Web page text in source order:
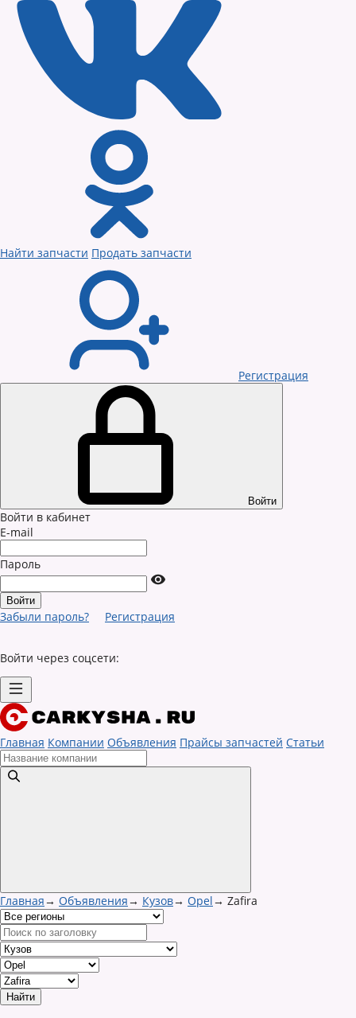
Найти запчасти Продать запчасти
Регистрация
Войти
Войти в кабинет
E-mail
Пароль
Забыли пароль? Регистрация
Войти через соцсети:
Главная Компании Объявления Прайсы запчастей Статьи
Главная→ Объявления→ Кузов→ Opel→ Zafira